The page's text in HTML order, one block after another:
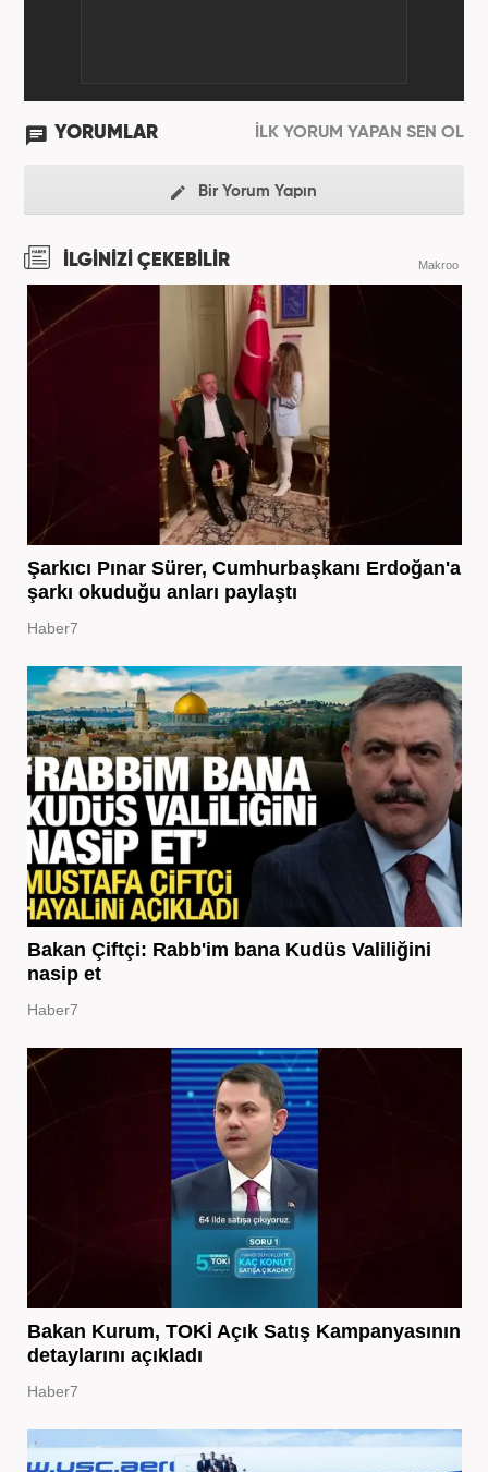
YORUMLAR İLK YORUM YAPAN SEN OL
Bir Yorum Yapın
İLGİNİZİ ÇEKEBİLİR Makroo
Şarkıcı Pınar Sürer, Cumhurbaşkanı Erdoğan'a
şarkı okuduğu anları paylaştı
Haber7
Bakan Çiftçi: Rabb'im bana Kudüs Valiliğini
nasip et
Haber7
Bakan Kurum, TOKİ Açık Satış Kampanyasının
detaylarını açıkladı
Haber7